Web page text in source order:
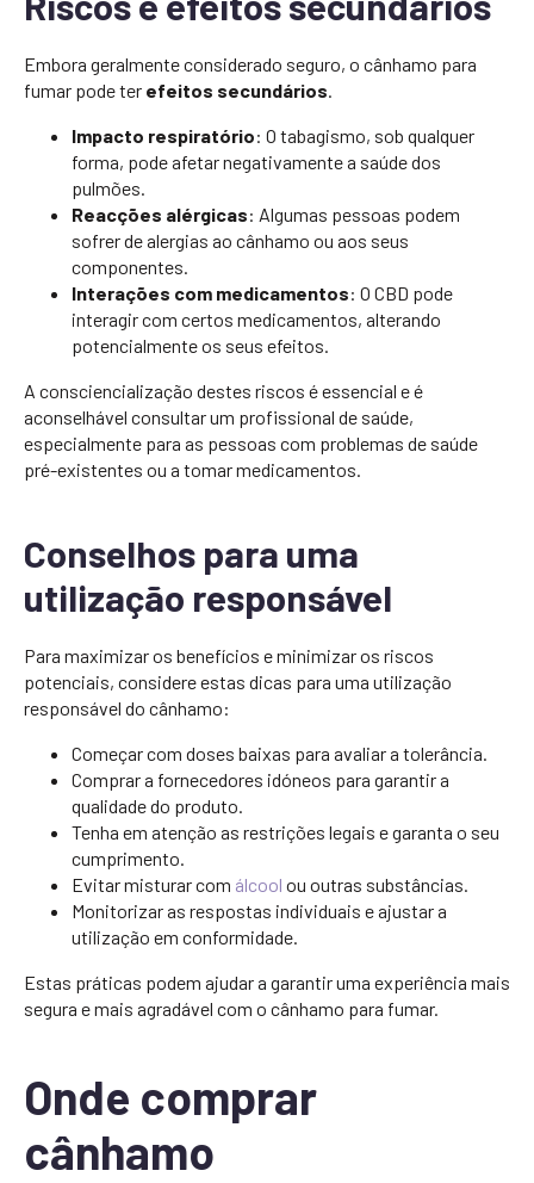
Embora geralmente considerado seguro, o cânhamo para
fumar pode ter efeitos secundários.
Impacto respiratório: O tabagismo, sob qualquer
forma, pode afetar negativamente a saúde dos
pulmões.
Reacções alérgicas: Algumas pessoas podem
sofrer de alergias ao cânhamo ou aos seus
componentes.
Interações com medicamentos: O CBD pode
interagir com certos medicamentos, alterando
potencialmente os seus efeitos.
A consciencialização destes riscos é essencial e é
aconselhável consultar um profissional de saúde,
especialmente para as pessoas com problemas de saúde
pré-existentes ou a tomar medicamentos.
Conselhos para uma
utilização responsável
Para maximizar os benefícios e minimizar os riscos
potenciais, considere estas dicas para uma utilização
responsável do cânhamo:
Começar com doses baixas para avaliar a tolerância.
Comprar a fornecedores idóneos para garantir a
qualidade do produto.
Tenha em atenção as restrições legais e garanta o seu
cumprimento.
Evitar misturar com álcool ou outras substâncias.
Monitorizar as respostas individuais e ajustar a
utilização em conformidade.
Estas práticas podem ajudar a garantir uma experiência mais
segura e mais agradável com o cânhamo para fumar.
Onde comprar
cânhamo